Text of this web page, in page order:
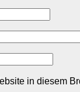
in diesem